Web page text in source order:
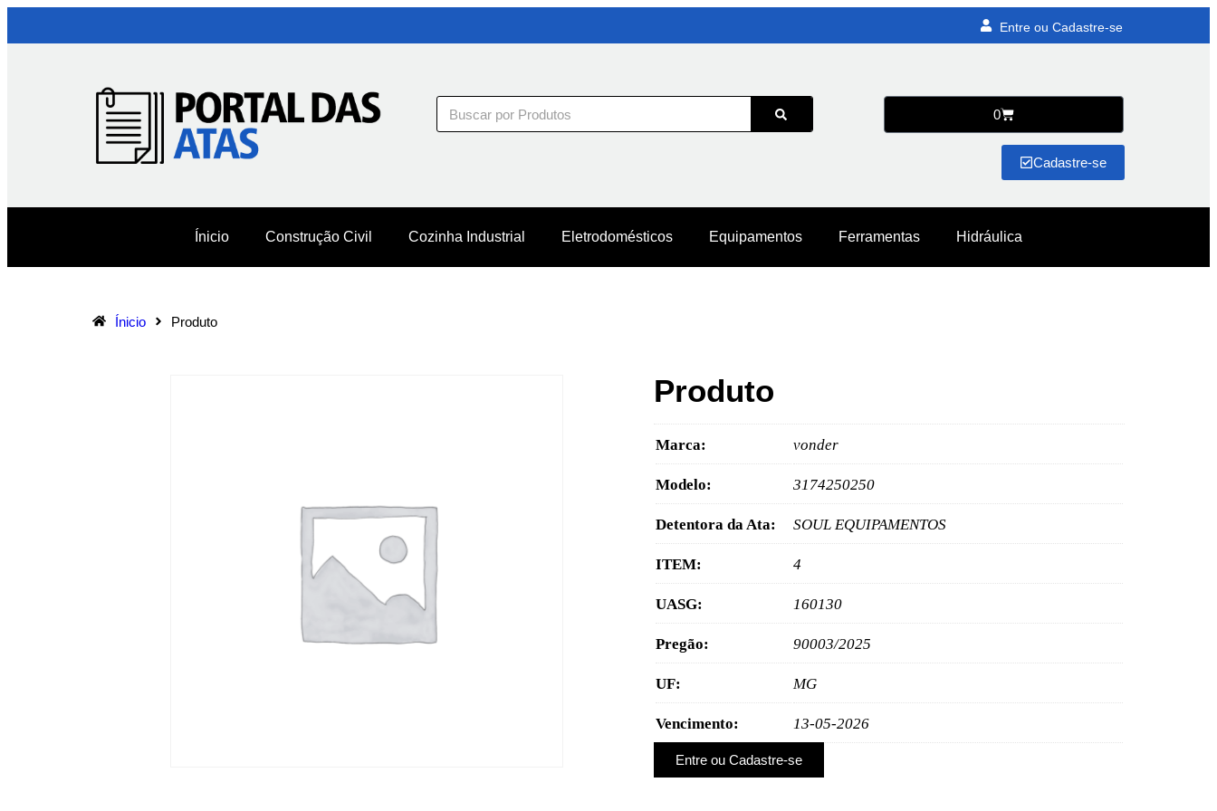
Entre ou Cadastre-se
0
Cadastre-se
Ínicio Construção Civil Cozinha Industrial Eletrodomésticos Equipamentos Ferramentas Hidráulica
Ínicio Produto
Produto
Marca: vonder
Modelo: 3174250250
Detentora da Ata: SOUL EQUIPAMENTOS
ITEM: 4
UASG: 160130
Pregão: 90003/2025
UF: MG
Vencimento: 13-05-2026
Entre ou Cadastre-se